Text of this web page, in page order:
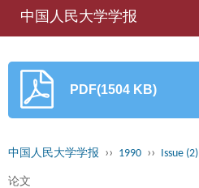
中国人民大学学报
PDF(1504 KB)
中国人民大学学报 ›› 1990 ›› Issue (2)
论文